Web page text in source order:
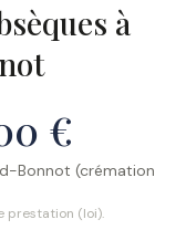
à
€
Bonnot (crémation
prestation (loi).